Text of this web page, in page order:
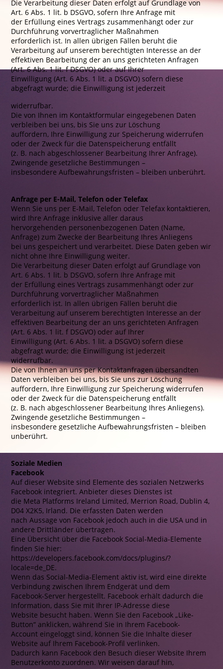
Die Verarbeitung dieser Daten erfolgt auf Grundlage von
Art. 6 Abs. 1 lit. b DSGVO, sofern Ihre Anfrage mit
der Erfüllung eines Vertrags zusammenhängt oder zur
Durchführung vorvertraglicher Maßnahmen
erforderlich ist. In allen übrigen Fällen beruht die
Verarbeitung auf unserem berechtigten Interesse an der
effektiven Bearbeitung der an uns gerichteten Anfragen
(Art. 6 Abs. 1 lit. f DSGVO) oder auf Ihrer
Einwilligung (Art. 6 Abs. 1 lit. a DSGVO) sofern diese
abgefragt wurde; die Einwilligung ist jederzeit
widerrufbar.
Die von Ihnen im Kontaktformular eingegebenen Daten
verbleiben bei uns, bis Sie uns zur Löschung
auffordern, Ihre Einwilligung zur Speicherung widerrufen
oder der Zweck für die Datenspeicherung entfällt
(z. B. nach abgeschlossener Bearbeitung Ihrer Anfrage).
Zwingende gesetzliche Bestimmungen –
insbesondere Aufbewahrungsfristen – bleiben unberührt.
Anfrage per E-Mail, Telefon oder Telefax
Wenn Sie uns per E-Mail, Telefon oder Telefax kontaktieren,
wird Ihre Anfrage inklusive aller daraus
hervorgehenden personenbezogenen Daten (Name,
Anfrage) zum Zwecke der Bearbeitung Ihres Anliegens
bei uns gespeichert und verarbeitet. Diese Daten geben wir
nicht ohne Ihre Einwilligung weiter.
Die Verarbeitung dieser Daten erfolgt auf Grundlage von
Art. 6 Abs. 1 lit. b DSGVO, sofern Ihre Anfrage mit
der Erfüllung eines Vertrags zusammenhängt oder zur
Durchführung vorvertraglicher Maßnahmen
erforderlich ist. In allen übrigen Fällen beruht die
Verarbeitung auf unserem berechtigten Interesse an der
effektiven Bearbeitung der an uns gerichteten Anfragen
(Art. 6 Abs. 1 lit. f DSGVO) oder auf Ihrer
Einwilligung (Art. 6 Abs. 1 lit. a DSGVO) sofern diese
abgefragt wurde; die Einwilligung ist jederzeit
widerrufbar.
Die von Ihnen an uns per Kontaktanfragen übersandten
Daten verbleiben bei uns, bis Sie uns zur Löschung
auffordern, Ihre Einwilligung zur Speicherung widerrufen
oder der Zweck für die Datenspeicherung entfällt
(z. B. nach abgeschlossener Bearbeitung Ihres Anliegens).
Zwingende gesetzliche Bestimmungen –
insbesondere gesetzliche Aufbewahrungsfristen – bleiben
unberührt.
Soziale Medien
Facebook
Auf dieser Website sind Elemente des sozialen Netzwerks
Facebook integriert. Anbieter dieses Dienstes ist
die Meta Platforms Ireland Limited, Merrion Road, Dublin 4,
D04 X2K5, Irland. Die erfassten Daten werden
nach Aussage von Facebook jedoch auch in die USA und in
andere Drittländer übertragen.
Eine Übersicht über die Facebook Social-Media-Elemente
finden Sie hier:
https://developers.facebook.com/docs/plugins/?
locale=de_DE.
Wenn das Social-Media-Element aktiv ist, wird eine direkte
Verbindung zwischen Ihrem Endgerät und dem
Facebook-Server hergestellt. Facebook erhält dadurch die
Information, dass Sie mit Ihrer IP-Adresse diese
Website besucht haben. Wenn Sie den Facebook „Like-
Button“ anklicken, während Sie in Ihrem Facebook-
Account eingeloggt sind, können Sie die Inhalte dieser
Website auf Ihrem Facebook-Profil verlinken.
Dadurch kann Facebook den Besuch dieser Website Ihrem
Benutzerkonto zuordnen. Wir weisen darauf hin,